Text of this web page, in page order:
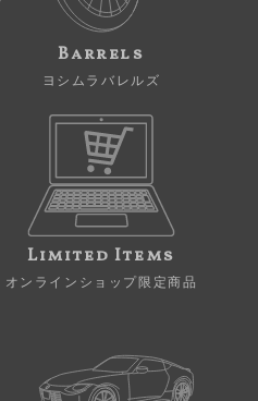
Barrels
ヨシムラバレルズ
Limited Items
オンラインショップ限定商品